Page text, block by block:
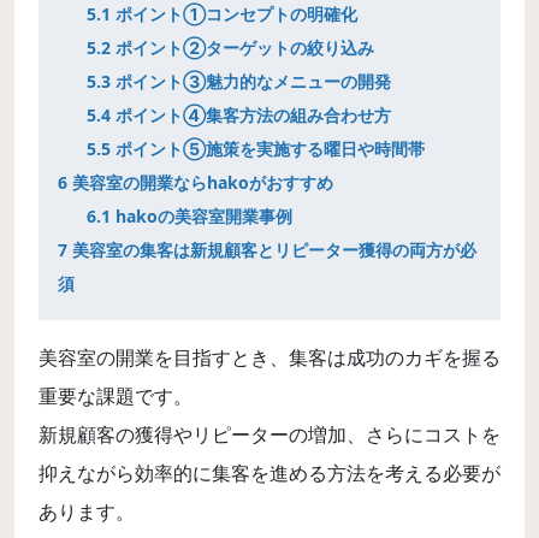
5.1 ポイント①コンセプトの明確化
5.2 ポイント②ターゲットの絞り込み
5.3 ポイント③魅力的なメニューの開発
5.4 ポイント④集客方法の組み合わせ方
5.5 ポイント⑤施策を実施する曜日や時間帯
6 美容室の開業ならhakoがおすすめ
6.1 hakoの美容室開業事例
7 美容室の集客は新規顧客とリピーター獲得の両方が必
須
美容室の開業を目指すとき、集客は成功のカギを握る
重要な課題です。
新規顧客の獲得やリピーターの増加、さらにコストを
抑えながら効率的に集客を進める方法を考える必要が
あります。